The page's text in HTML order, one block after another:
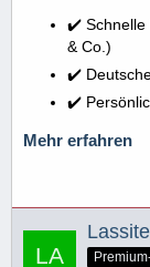
✔️ Schnelle
& Co.)
✔️
✔️
Mehr erfahren